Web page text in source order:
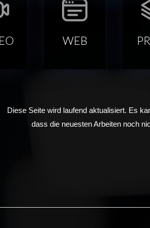
WEB
Diese Seite wird laufend aktualisiert. Es
dass die neuesten Arbeiten noch